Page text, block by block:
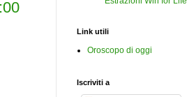
Link utili
Oroscopo di oggi
Iscriviti a